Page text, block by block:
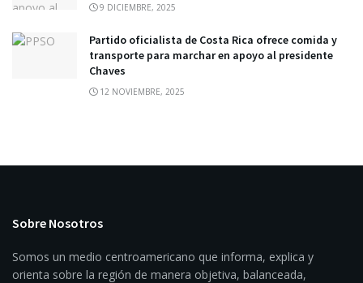
9 DICIEMBRE, 2025
Partido oficialista de Costa Rica ofrece comida y
transporte para marchar en apoyo al presidente
Chaves
12 NOVIEMBRE, 2025
Sobre Nosotros
Somos un medio centroamericano que informa, explica y
orienta sobre la región de manera objetiva, balanceada,